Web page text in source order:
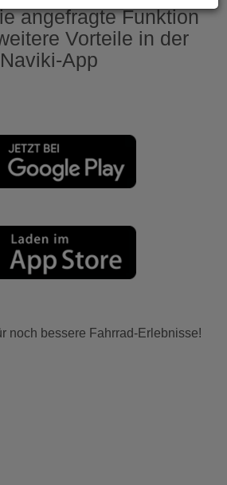
angefragte Funktion
Vorteile in der
Naviki-App
noch bessere Fahrrad-Erlebnisse!